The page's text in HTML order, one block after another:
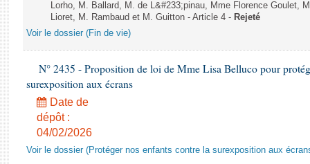
Lorho, M. Ballard, M. de L&#233;pinau, Mme Florence Goulet,
Lioret, M. Rambaud et M. Guitton - Article 4 - Rejeté
Voir le dossier (Fin de vie)
N° 2435 - Proposition de loi de Mme Lisa Belluco pour
surexposition aux écrans
Date de
dépôt :
04/02/2026
Voir le dossier (Protéger nos enfants contre la surexposition aux